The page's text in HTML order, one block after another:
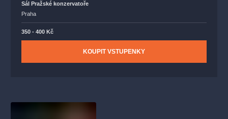
Sál Pražské konzervatoře
Praha
350 - 400 Kč
KOUPIT VSTUPENKY